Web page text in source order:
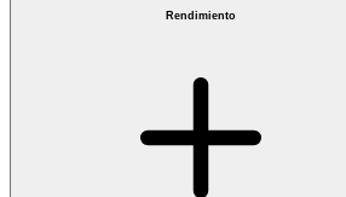
Rendimiento